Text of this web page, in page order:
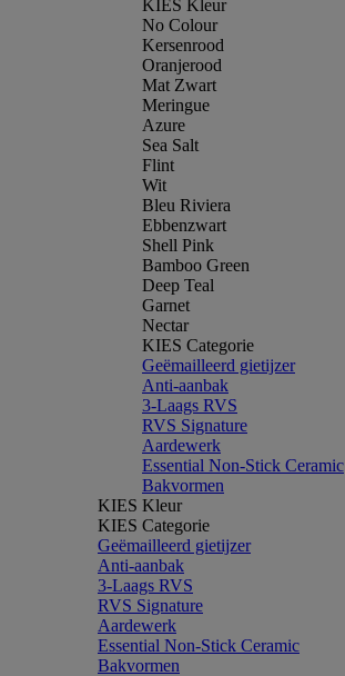
KIES Kleur
No Colour
Kersenrood
Oranjerood
Mat Zwart
Meringue
Azure
Sea Salt
Flint
Wit
Bleu Riviera
Ebbenzwart
Shell Pink
Bamboo Green
Deep Teal
Garnet
Nectar
KIES Categorie
Geëmailleerd gietijzer
Anti-aanbak
3-Laags RVS
RVS Signature
Aardewerk
Essential Non-Stick Ceramic
Bakvormen
KIES Kleur
KIES Categorie
Geëmailleerd gietijzer
Anti-aanbak
3-Laags RVS
RVS Signature
Aardewerk
Essential Non-Stick Ceramic
Bakvormen